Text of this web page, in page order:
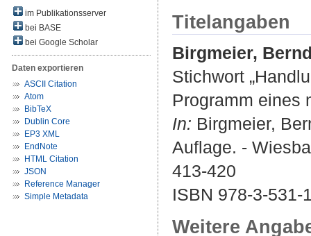
im Publikationsserver
bei BASE
bei Google Scholar
Daten exportieren
ASCII Citation
Atom
BibTeX
Dublin Core
EP3 XML
EndNote
HTML Citation
JSON
Reference Manager
Simple Metadata
Titelangaben
Birgmeier,
Stichwort
Programm eines
In: Birgmeier,
Auflage. -
413-420
ISBN 978-3-531-
Weitere